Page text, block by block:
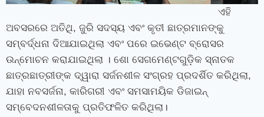
ଏହି
ଅବସରରେ ଅତିଥି, ଜୁରି ସଦସ୍ୟ ଏବଂ କୃତୀ ଛାତ୍ରମାନଙ୍କୁ
ସମ୍ବର୍ଦ୍ଧନା ଦିଆଯାଇଥିଲା ଏବଂ ପରେ ଇଭେଣ୍ଟ ବ୍ରୋସର
ଉନ୍ମୋଚନ କରାଯାଇଥିଲା । ଶୋ ସେଗମେଣ୍ଟଗୁଡ଼ିକ ସ୍ନାତକ
ଛାତ୍ରଛାତ୍ରୀଙ୍କ ଦ୍ୱାରା ସର୍ଜନଶୀଳ ସଂଗ୍ରହ ପ୍ରଦର୍ଶିତ କରିଥିଲା,
ଯାହା ନବସର୍ଜନା, କାରିଗରୀ ଏବଂ ସମସାମୟିକ ଡିଜାଇନ୍
ସମ୍ବେଦନଶୀଳତାକୁ ପ୍ରତିଫଳିତ କରିଥିଲା।